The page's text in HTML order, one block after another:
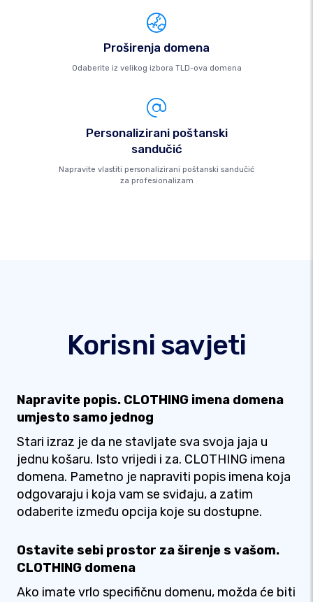
Proširenja domena
Odaberite iz velikog izbora TLD-ova domena
Personalizirani poštanski
sandučić
Napravite vlastiti personalizirani poštanski sandučić
za profesionalizam
Korisni savjeti
Napravite popis. CLOTHING imena domena
umjesto samo jednog
Stari izraz je da ne stavljate sva svoja jaja u
jednu košaru. Isto vrijedi i za. CLOTHING imena
domena. Pametno je napraviti popis imena koja
odgovaraju i koja vam se sviđaju, a zatim
odaberite između opcija koje su dostupne.
Ostavite sebi prostor za širenje s vašom.
CLOTHING domena
Ako imate vrlo specifičnu domenu, možda će biti